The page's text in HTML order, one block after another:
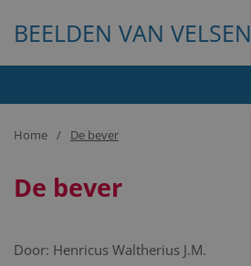
BEELDEN VAN VELSEN
Home De bever
De bever
Door: Henricus Waltherius J.M.